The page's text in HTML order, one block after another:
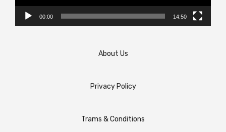
00:00 14:50
About Us
Privacy Policy
Trams & Conditions